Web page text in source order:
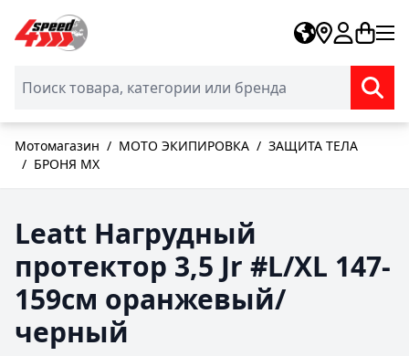
Skip to Content
Мотомагазин / МОТО ЭКИПИРОВКА / ЗАЩИТА ТЕЛА
/ БРОНЯ MX
Leatt Нагрудный
протектор 3,5 Jr #L/XL 147-
159см оранжевый/
черный